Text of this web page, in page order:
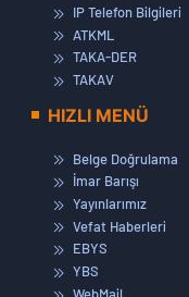
IP Telefon Bilgileri
ATKML
TAKA-DER
TAKAV
HIZLI MENÜ
Belge Doğrulama
İmar Barışı
Yayınlarımız
Vefat Haberleri
EBYS
YBS